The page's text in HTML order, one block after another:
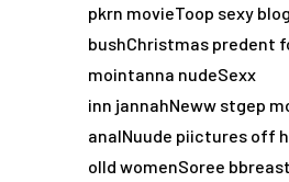
pkrn movieToop sexy
bushChristmas predent
mointanna nudeSexx
inn jannahNeww stgep
analNuude piictures off
olld womenSoree